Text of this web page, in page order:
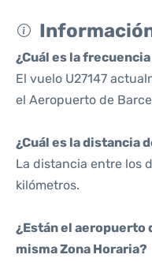
¿Cuál es la
El vuelo U27147
el Aeropuerto de
¿Cuál es la distancia
La distancia entre los
kilómetros.
¿Están el aeropuerto
misma Zona Horaria?